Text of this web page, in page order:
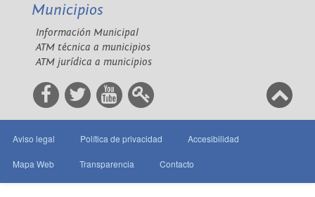
Municipios
Información Municipal
ATM técnica a municipios
ATM jurídica a municipios
Aviso legal Política de privacidad Accesibilidad
Mapa Web Transparencia Contacto